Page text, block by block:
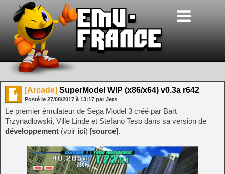
[Arcade] SuperModel WIP (x86/x64) v0.3a r642
Posté le 27/08/2017 à 13:17 par Jets
Le premier émulateur de Sega Model 3 créé par Bart
Trzynadlowski, Ville Linde et Stefano Teso dans sa version de
développement (voir ici) [source].